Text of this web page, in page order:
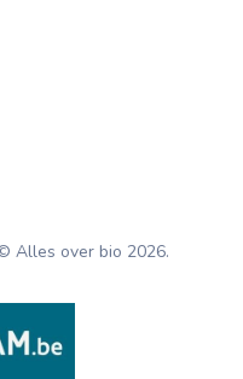
Alles over bio 2026.